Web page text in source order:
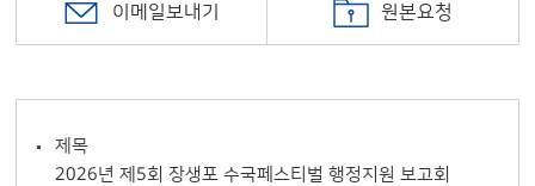
이메일보내기 원본요청
제목
2026년 제5회 장생포 수국페스티벌 행정지원 보고회